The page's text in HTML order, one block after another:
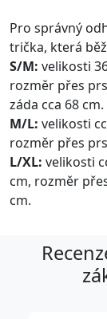
Pro správný
trička, která
S/M: velikosti
rozměr přes
záda cca 68 cm.
M/L: velikosti
rozměr přes
L/XL: velikosti
cm, rozměr
cm.